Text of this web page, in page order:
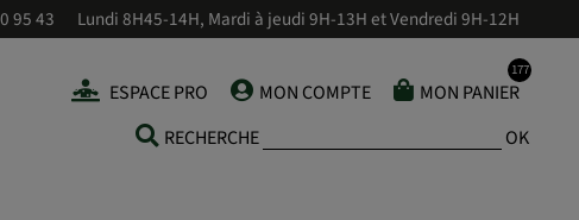
95 43 Lundi 8H45-14H, Mardi à jeudi 9H-13H et Vendredi 9H-12H
ESPACE PRO MON COMPTE
MON PANIER
RECHERCHE
OK